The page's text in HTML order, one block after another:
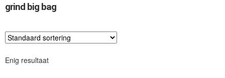
grind big bag
Enig resultaat